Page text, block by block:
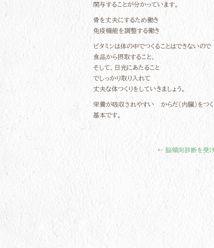
関与することが分かっています。
骨を丈夫にするため働き
免疫機能を調整する働き
ビタミンは体の中でつくることはできないので
食品から摂取すること、
そして、日光にあたること
でしっかり取り入れて
丈夫な体つくりをしていきましょう。
栄養が吸収されやすい からだ（内臓）をつく
基本です。
← 脳傾向診断を受